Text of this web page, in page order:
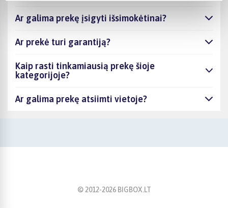
Ar galima prekę įsigyti išsimokėtinai?
Ar prekė turi garantiją?
Kaip rasti tinkamiausią prekę šioje
kategorijoje?
Ar galima prekę atsiimti vietoje?
© 2012-2026BIGBOX.LT